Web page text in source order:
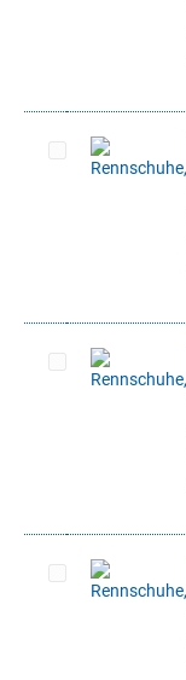
Artikel
Artikel
Artikel